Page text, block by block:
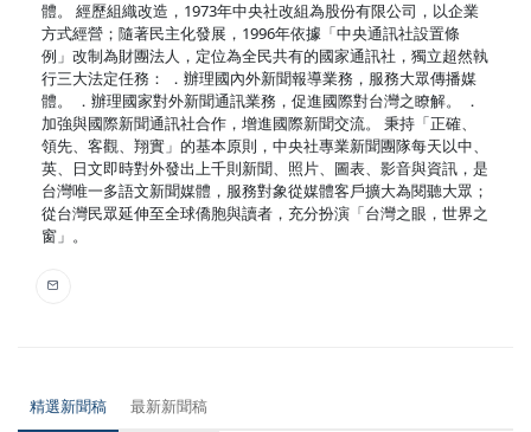
體。 經歷組織改造，1973年中央社改組為股份有限公司，以企業
方式經營；隨著民主化發展，1996年依據「中央通訊社設置條
例」改制為財團法人，定位為全民共有的國家通訊社，獨立超然執
行三大法定任務： ．辦理國內外新聞報導業務，服務大眾傳播媒
體。 ．辦理國家對外新聞通訊業務，促進國際對台灣之瞭解。 ．
加強與國際新聞通訊社合作，增進國際新聞交流。 秉持「正確、
領先、客觀、翔實」的基本原則，中央社專業新聞團隊每天以中、
英、日文即時對外發出上千則新聞、照片、圖表、影音與資訊，是
台灣唯一多語文新聞媒體，服務對象從媒體客戶擴大為閱聽大眾；
從台灣民眾延伸至全球僑胞與讀者，充分扮演「台灣之眼，世界之
窗」。
精選新聞稿 最新新聞稿